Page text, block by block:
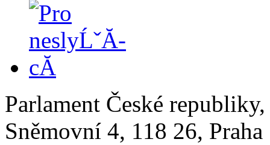
Parlament České
Sněmovní 4, 118 26,